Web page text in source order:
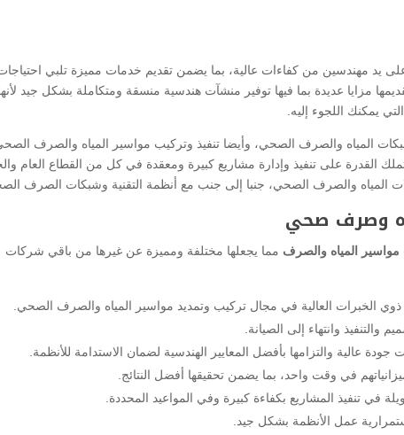
يد مهندسين من كفاءات عالية، بما يضمن تقديم خدمات مميزة تلبي
مزايا عديدة بما فيها توفير منشآت هندسية منسقة ومتكاملة بشكل جيد
يمكنك اللجوء إليه.
المياه والصرف الصحي، وأيضا تنفيذ وتركيب مواسير المياه والصرف
القدرة على تنفيذ وإدارة مشاريع كبيرة ومعقدة في كل من القطاع العام
المياه والصرف الصحي، جنبا إلى جنب مع أنظمة التقنية وشبكات الصرف
وصرف صحي
المياه والصرف مما يجعلها مختلفة ومميزة عن غيرها من باقي شركات
الخبرات العالية في مجال تركيب وتمديد مواسير المياه والصرف الصحي.
وانتهاء إلى الصيانة.
عالية والتزامها بأفضل المعايير الهندسية لضمان الاستدامة للأنظمة.
في وقت واحد، بما يضمن تحقيقها أفضل النتائج.
في تنفيذ المشاريع بكفاءة كبيرة وفي المواعيد المحددة.
عمل الأنظمة بشكل جيد.